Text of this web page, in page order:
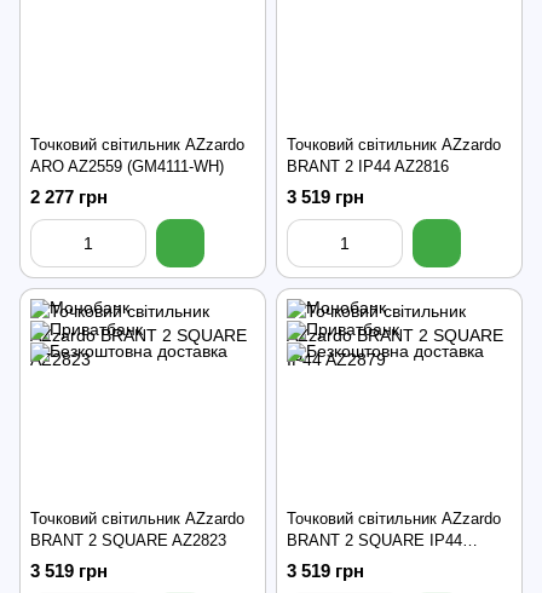
Точковий світильник AZzardo
ARO AZ2559 (GM4111-WH)
2 277 грн
Точковий світильник AZzardo
BRANT 2 IP44 AZ2816
3 519 грн
Точковий світильник AZzardo
BRANT 2 SQUARE AZ2823
3 519 грн
Точковий світильник AZzardo
BRANT 2 SQUARE IP44
AZ2879
3 519 грн